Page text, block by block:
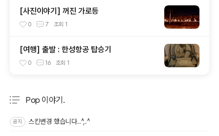
[사진이야기] 꺼진 가로등
0 7 조회 1
[여행] 출발 : 한성항공 탑승기
0 16 조회 1
Pop 이야기.
공지 스킨변경 했습니다..^,.^